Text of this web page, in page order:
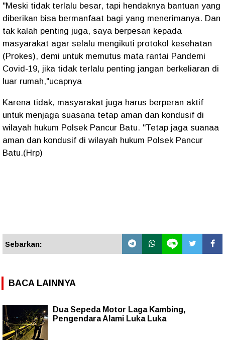
"Meski tidak terlalu besar, tapi hendaknya bantuan yang
diberikan bisa bermanfaat bagi yang menerimanya. Dan
tak kalah penting juga, saya berpesan kepada
masyarakat agar selalu mengikuti protokol kesehatan
(Prokes), demi untuk memutus mata rantai Pandemi
Covid-19, jika tidak terlalu penting jangan berkeliaran di
luar rumah,"ucapnya
Karena tidak, masyarakat juga harus berperan aktif
untuk menjaga suasana tetap aman dan kondusif di
wilayah hukum Polsek Pancur Batu. "Tetap jaga suanaa
aman dan kondusif di wilayah hukum Polsek Pancur
Batu.(Hrp)
Sebarkan:
BACA LAINNYA
Dua Sepeda Motor Laga Kambing,
Pengendara Alami Luka Luka